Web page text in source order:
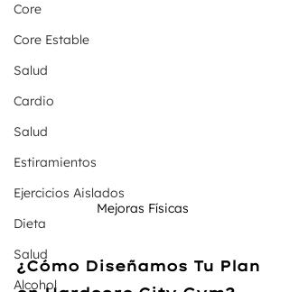
Core
Core Estable
Salud
Cardio
Salud
Estiramientos
Ejercicios Aislados
Dieta
Salud
Alcohol
Mejoras Físicas
¿Cómo Diseñamos Tu Plan